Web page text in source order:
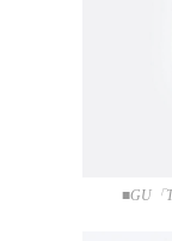
■GU「